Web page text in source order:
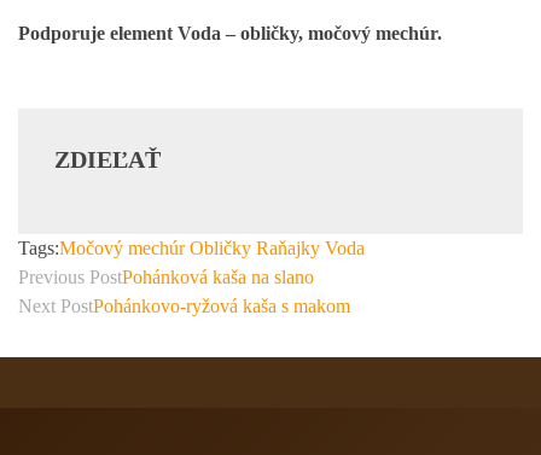
Podporuje element Voda – obličky, močový mechúr.
ZDIEĽAŤ
Tags:Močový mechúr Obličky Raňajky Voda
Previous PostPohánková kaša na slano
Next PostPohánkovo-ryžová kaša s makom